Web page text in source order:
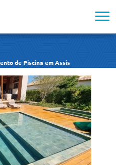
Piscina
de Piscina em Assis